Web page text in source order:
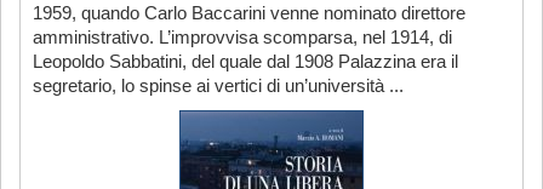
1959, quando Carlo Baccarini venne nominato direttore
amministrativo. L’improvvisa scomparsa, nel 1914, di
Leopoldo Sabbatini, del quale dal 1908 Palazzina era il
segretario, lo spinse ai vertici di un’università ...